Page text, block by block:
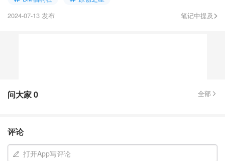
2024-07-13 发布
笔记中提及
问大家0 全部
评论
打开App写评论